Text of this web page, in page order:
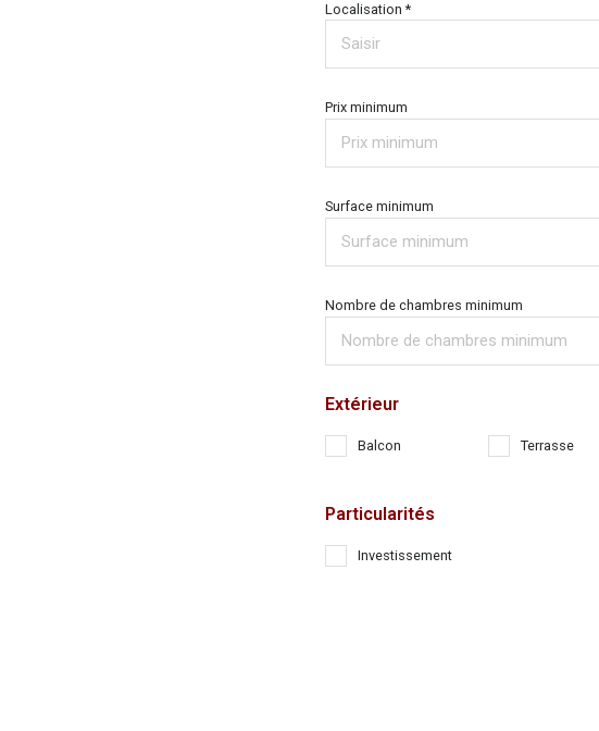
Localisation *
Prix minimum
Surface minimum
Nombre de chambres minimum
Extérieur
Balcon Terrasse
Particularités
Investissement